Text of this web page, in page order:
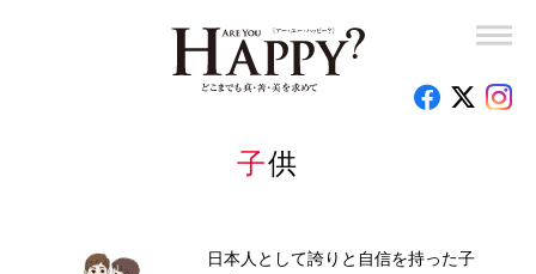
子供
日本人として誇りと自信を持った子